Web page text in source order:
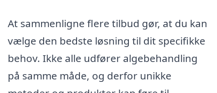
At sammenligne flere tilbud gør, at du kan
vælge den bedste løsning til dit specifikke
behov. Ikke alle udfører algebehandling
på samme måde, og derfor unikke